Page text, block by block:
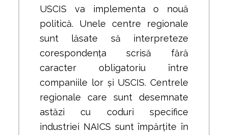
USCIS va implementa o nouă
politică. Unele centre regionale
sunt lăsate să interpreteze
corespondența scrisă fără
caracter obligatoriu între
companiile lor și USCIS. Centrele
regionale care sunt desemnate
astăzi cu coduri specifice
industriei NAICS sunt împărțite în